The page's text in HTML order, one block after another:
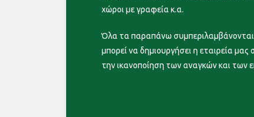
χώροι με γραφεία κ.α.
Όλα τα παραπάνω
μπορεί να δημιουργήσει η εταιρεία
την ικανοποίηση των αναγκών και των